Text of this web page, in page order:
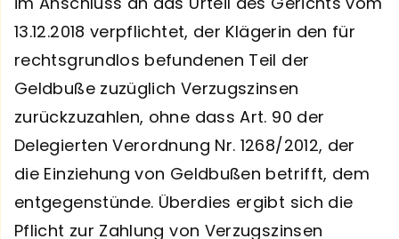
13.12.2018 verpflichtet, der Klägerin den für
rechtsgrundlos befundenen Teil der
Geldbuße zuzüglich Verzugszinsen
zurückzuzahlen, ohne dass Art. 90 der
Delegierten Verordnung Nr. 1268/2012, der
die Einziehung von Geldbußen betrifft, dem
entgegenstünde. Überdies ergibt sich die
Pflicht zur Zahlung von Verzugszinsen